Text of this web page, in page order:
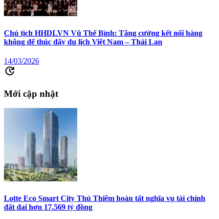
Chủ tịch HHDLVN Vũ Thế Bình: Tăng cường kết nối hàng
không để thúc đẩy du lịch Việt Nam – Thái Lan
14/03/2026
update
Mới cập nhật
Lotte Eco Smart City Thủ Thiêm hoàn tất nghĩa vụ tài chính
đất đai hơn 17.569 tỷ đồng